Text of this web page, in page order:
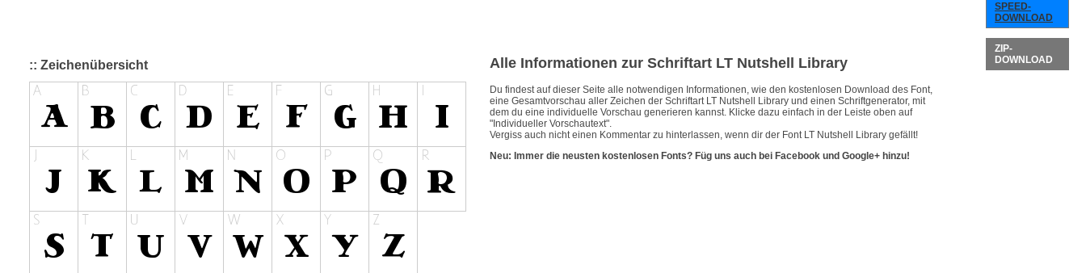
SPEED-
DOWNLOAD
ZIP-
DOWNLOAD
:: Zeichenübersicht Alle Informationen zur Schriftart LT Nutshell Library
Du findest auf dieser Seite alle notwendigen Informationen, wie den kostenlosen Download des Font,
eine Gesamtvorschau aller Zeichen der Schriftart LT Nutshell Library und einen Schriftgenerator, mit
dem du eine individuelle Vorschau generieren kannst. Klicke dazu einfach in der Leiste oben auf
"Individueller Vorschautext".
Vergiss auch nicht einen Kommentar zu hinterlassen, wenn dir der Font LT Nutshell Library gefällt!
Neu: Immer die neusten kostenlosen Fonts? Füg uns auch bei Facebook und Google+ hinzu!